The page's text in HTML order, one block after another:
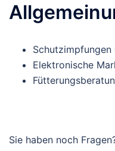
Schutzimpfungen
Elektronische
Sie haben noch